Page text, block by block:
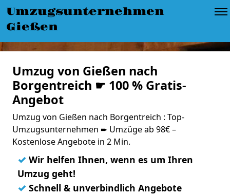
Umzugsunternehmen
Gießen
Umzug von Gießen nach
Borgentreich ☛ 100 % Gratis-
Angebot
Umzug von Gießen nach Borgentreich : Top-
Umzugsunternehmen ➨ Umzüge ab 98€ –
Kostenlose Angebote in 2 Min.
✓ Wir helfen Ihnen, wenn es um Ihren
Umzug geht!
✓ Schnell & unverbindlich Angebote